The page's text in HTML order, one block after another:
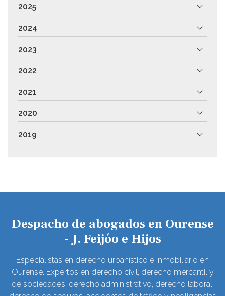
2025
2024
2023
2022
2021
2020
2019
Despacho de abogados en Ourense
- J. Feijóo e Hijos
Especialistas en derecho urbanístico e inmobiliario en
Ourense. Expertos en derecho civil, derecho mercantil y
de sociedades, derecho administrativo, derecho laboral,